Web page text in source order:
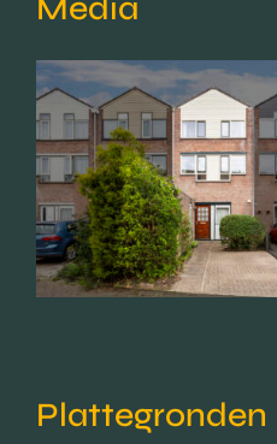
Media
Plattegronden